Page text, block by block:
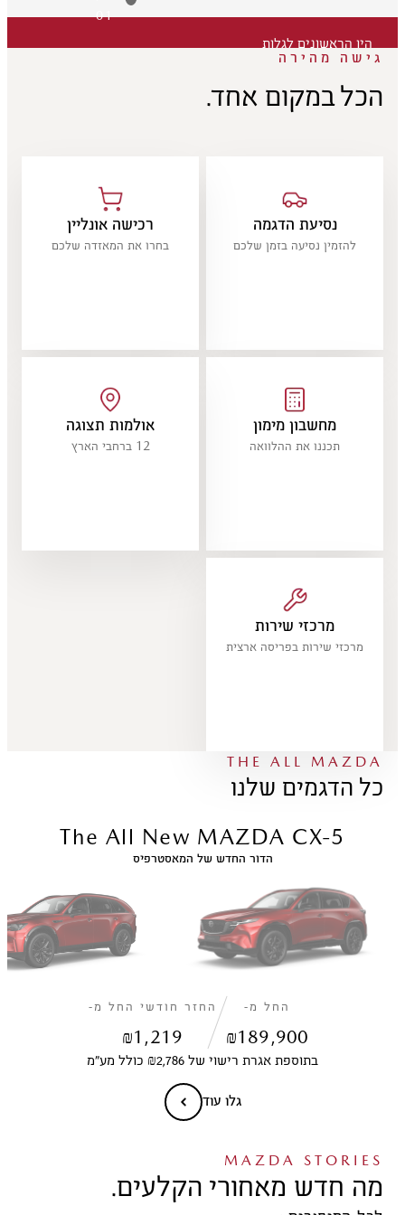
היו הראשונים לגלות
01
גישה מהירה
הכל במקום אחד.
נסיעת הדגמה
להזמין נסיעה בזמן שלכם
רכישה אונליין
בחרו את המאזדה שלכם
מחשבון מימון
תכננו את ההלוואה
אולמות תצוגה
מרכזי שירות
מרכזי שירות בפריסה ארצית
THE ALL MAZDA
כל הדגמים שלנו
The All New MAZDA CX-5
הדור החדש של המאסטרפיס
החל מ-
₪189,900
החזר חודשי החל מ-
₪1,219
בתוספת אגרת רישוי של ₪2,786 כולל מע״מ
גלו עוד
MAZDA STORIES
מה חדש מאחורי הקלעים.